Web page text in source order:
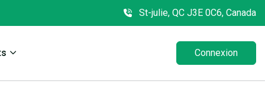
St-julie, QC J3E 0C6, Canada
Connexion